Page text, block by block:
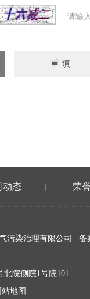
请输
动态 | 荣
污染治理有限公司 备
院侧院1号院101
站地图